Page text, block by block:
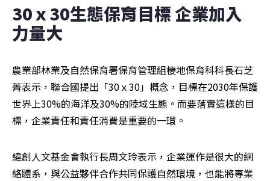
30ｘ30生態保育目標 企業加入
力量大
農業部林業及自然保育署保育管理組棲地保育科科長石芝
菁表示，聯合國提出「30ｘ30」概念，目標在2030年保護
世界上30%的海洋及30%的陸域生態。而要落實這樣的目
標，企業責任和責任消費是重要的一環。
緯創人文基金會執行長周文玲表示，企業運作是很大的網
絡體系，與公益夥伴合作共同保護自然環境，也能將專業